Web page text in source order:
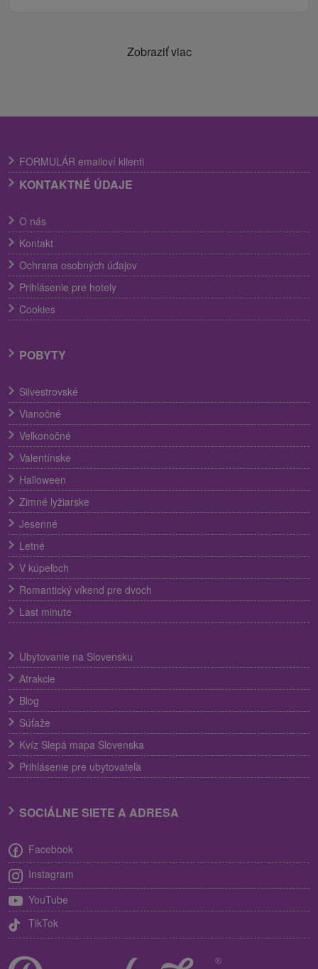
Zobraziť viac
FORMULÁR emailoví klienti
KONTAKTNÉ ÚDAJE
O nás
Kontakt
Ochrana osobných údajov
Prihlásenie pre hotely
Cookies
POBYTY
Silvestrovské
Vianočné
Veľkonočné
Valentínske
Halloween
Zimné lyžiarske
Jesenné
Letné
V kúpeľoch
Romantický víkend pre dvoch
Last minute
Ubytovanie na Slovensku
Atrakcie
Blog
Súťaže
Kvíz Slepá mapa Slovenska
Prihlásenie pre ubytovateľa
SOCIÁLNE SIETE A ADRESA
Facebook
Instagram
YouTube
TikTok